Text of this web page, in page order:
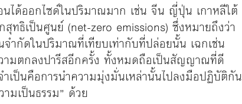
ได้ออกไซด์ในปริมาณมาก เช่น จีน ญี่ปุ่น เกาหลีใต้
ทธิเป็นศูนย์ (net-zero emissions) ซึ่งหมายถึงว่า
ำกัดในปริมาณที่เทียบเท่ากับที่ปล่อยนั้น เฉกเช่น
ามตกลงปารีสอีกครั้ง ทั้งหมดถือเป็นสัญญาณที่ดี
เป็นคือการนำความมุ่งมั่นเหล่านั้นไปลงมือปฏิบัติกัน
มเป็นธรรม” ด้วย